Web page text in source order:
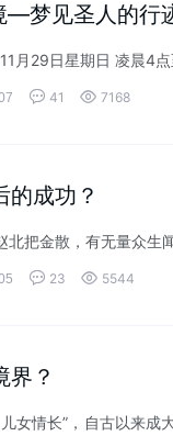
—梦见圣人的行
月29日星期日 凌晨
 41  7168
的成功？
金散，有无量众生闻
 23  5544
界？
情长”，自古以来成大